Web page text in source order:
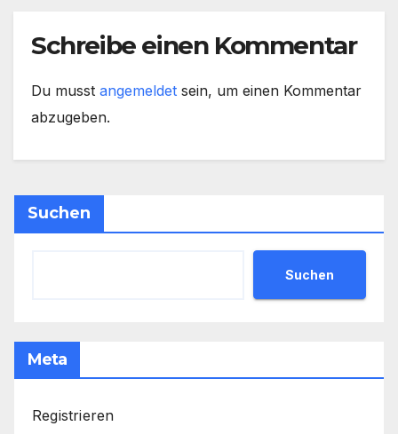
Schreibe einen Kommentar
Du musst angemeldet sein, um einen Kommentar
abzugeben.
Suchen
Suchen
Meta
Registrieren